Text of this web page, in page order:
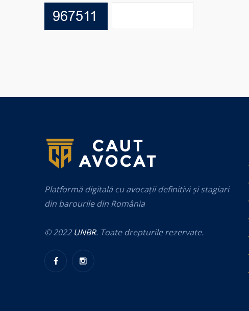
Platformă digitală cu avocații definitivi și stagiari
din barourile din România
© 2022 UNBR. Toate drepturile rezervate.